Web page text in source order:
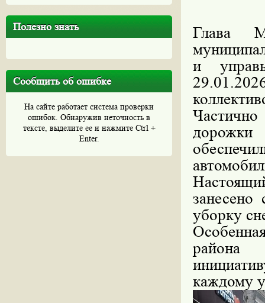
Полезно знать
Сообщить об ошибке
На сайте работает система проверки
ошибок. Обнаружив неточность в
тексте, выделите ее и нажмите Ctrl +
Enter.
Глава
и
дорожки
уборку
района
каждому